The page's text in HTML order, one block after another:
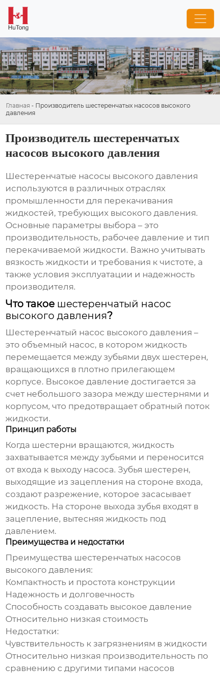
Главная - Производитель шестеренчатых насосов высокого
давления
Производитель шестеренчатых
насосов высокого давления
Шестеренчатые насосы высокого давления
используются в различных отраслях
промышленности для перекачивания
жидкостей, требующих высокого давления.
Основные параметры выбора – это
производительность, рабочее давление и тип
перекачиваемой жидкости. Важно учитывать
вязкость жидкости и требования к чистоте, а
также условия эксплуатации и надежность
производителя.
Что такое шестеренчатый насос
высокого давления?
Шестеренчатый насос высокого давления –
это объемный насос, в котором жидкость
перемещается между зубьями двух шестерен,
вращающихся в плотно прилегающем
корпусе. Высокое давление достигается за
счет небольшого зазора между шестернями и
корпусом, что предотвращает обратный поток
жидкости.
Принцип работы
Когда шестерни вращаются, жидкость
захватывается между зубьями и переносится
от входа к выходу насоса. Зубья шестерен,
выходящие из зацепления на стороне входа,
создают разрежение, которое засасывает
жидкость. На стороне выхода зубья входят в
зацепление, вытесняя жидкость под
давлением.
Преимущества и недостатки
Преимущества шестеренчатых насосов
высокого давления:
Компактность и простота конструкции
Надежность и долговечность
Способность создавать высокое давление
Относительно низкая стоимость
Недостатки:
Чувствительность к загрязнениям в жидкости
Относительно низкая производительность по
сравнению с другими типами насосов